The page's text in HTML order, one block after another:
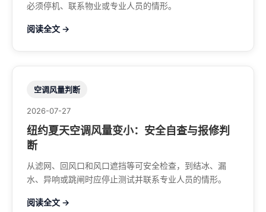
必须停机、联系物业或专业人员的情形。
阅读全文 →
空调风量判断
2026-07-27
纽约夏天空调风量变小：安全自查与报修判
断
从滤网、回风口和风口遮挡等可安全检查，到结冰、漏
水、异响或跳闸时应停止测试并联系专业人员的情形。
阅读全文 →